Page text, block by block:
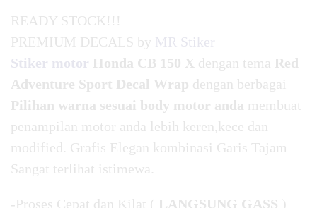
READY STOCK!!!
PREMIUM DECALS by MR Stiker
Stiker motor Honda CB 150 X dengan tema Red
Adventure Sport Decal Wrap dengan berbagai
Pilihan warna sesuai body motor anda membuat
penampilan motor anda lebih keren,kece dan
modified. Grafis Elegan kombinasi Garis Tajam
Sangat terlihat istimewa.
-Proses Cepat dan Kilat ( LANGSUNG GASS )